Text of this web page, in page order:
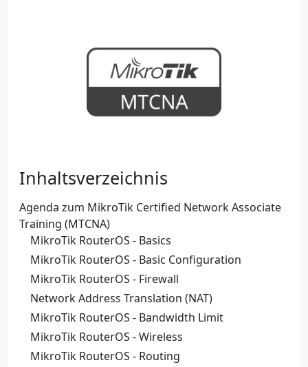
Inhaltsverzeichnis
Agenda zum MikroTik Certified Network Associate
Training (MTCNA)
MikroTik RouterOS - Basics
MikroTik RouterOS - Basic Configuration
MikroTik RouterOS - Firewall
Network Address Translation (NAT)
MikroTik RouterOS - Bandwidth Limit
MikroTik RouterOS - Wireless
MikroTik RouterOS - Routing